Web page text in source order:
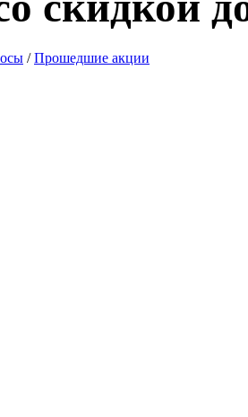
/ Прошедшие акции